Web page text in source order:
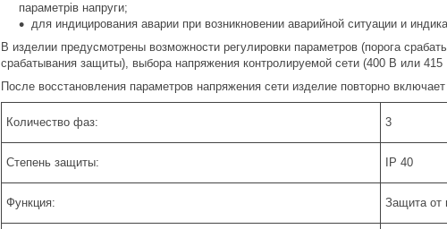
параметрів напруги;
для индицирования аварии при возникновении аварийной ситуации и
В изделии предусмотрены возможности регулировки параметров (порога
срабатывания защиты), выбора напряжения контролируемой сети (400 В или
После восстановления параметров напряжения сети изделие повторно
Количество фаз: 3
Степень защиты: IP 40
Функция: Защита от